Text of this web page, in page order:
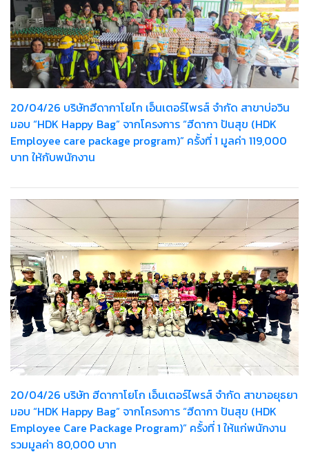
20/04/26 บริษัทฮีดากาโยโก เอ็นเตอร์ไพรส์ จำกัด สาขาบ่อวิน
มอบ “HDK Happy Bag” จากโครงการ “ฮีดากา ปันสุข (HDK
Employee care package program)” ครั้งที่ 1 มูลค่า 119,000
บาท ให้กับพนักงาน
20/04/26 บริษัท ฮีดากาโยโก เอ็นเตอร์ไพรส์ จำกัด สาขาอยุธยา
มอบ “HDK Happy Bag” จากโครงการ “ฮีดากา ปันสุข (HDK
Employee Care Package Program)” ครั้งที่ 1 ให้แก่พนักงาน
รวมมูลค่า 80,000 บาท